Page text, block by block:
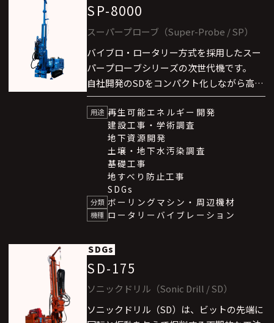
SP-8000
スーパープローブ（Super-Probe / SP）
バイブロ・ロータリー方式を採用したスー
パープローブシリーズの次世代機です。
自社開発のSDをコンパクト化しながら高い
能力を備え、無水高速サンプリングや二重
管方式による試料採取と井戸仕上げの同時
施工にも対応。
砂礫・玉石層を含む多様な地層での掘削を
可能とし、土壌汚染調査、水井戸工事、地
中熱採熱孔など幅広い用途で活躍します。
用途 再生可能エネルギー開発
建設工事・学術調査
地下資源開発
土壌・地下水汚染調査
基礎工事
地すべり防止工事
SDGs
分類 ボーリングマシン・周辺機材
機種 ロータリーバイブレーション
SDGs
SD-175
ソニックドリル（Sonic Drill / SD）
ソニックドリル（SD）は、ビットの先端に